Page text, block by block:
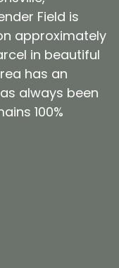
Field is
approximately
in beautiful
has an
always been
100%